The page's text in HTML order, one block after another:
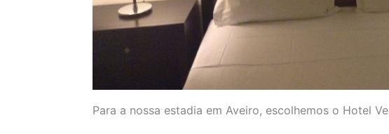
Para a nossa estadia em Aveiro, escolhemos o Hotel